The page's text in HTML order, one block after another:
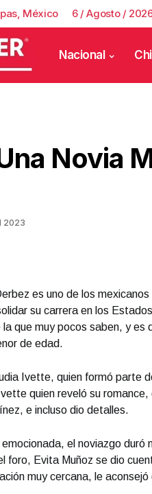
México 6 / Agosto /
Nacional
Novia
2023
es uno de los
su carrera en los
que muy pocos saben, y
de edad.
Ivette, quien formó parte
quien reveló su
e incluso dio detalles.
el noviazgo duró
foro, Evita Muñoz se dio
muy cercana, le